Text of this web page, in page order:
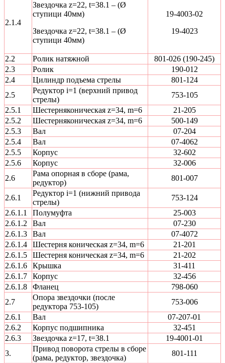
2.1.4
Звездочка z=22, t=38.1 – (Ø
ступици 40мм)
Звездочка z=22, t=38.1 – (Ø
ступици 40мм)
19-4003-02
19-4023
2.2 Ролик натяжной
801-026 (190-245)
2.3
Ролик
190-012
2.4
Цилиндр подъема стрелы
801-124
2.5
Редуктор і=1 (верхний привод
стрелы)
753-105
2.5.1
Шестерняконическая z=34, m=6
21-205
2.5.2
Шестерняконическая z=34, m=6
500-149
2.5.3
Вал
07-204
2.5.4
Вал
07-4062
2.5.5
Корпус
32-602
2.5.6
Корпус
32-006
2.6
Рама опорная в сборе (рама,
редуктор)
801-007
2.6.1
Редуктор і=1 (нижний привода
стрелы)
753-124
2.6.1.1
Полумуфта
25-003
2.6.1.2
Вал
07-230
2.6.1.3
Вал
07-4072
2.6.1.4
Шестерня коническая z=34, m=6
21-201
2.6.1.5
Шестерня коническая z=34, m=6
21-202
2.6.1.6
Крышка
31-411
2.6.1.7
Корпус
32-456
2.6.1.8
Фланец
798-060
2.7
Опора звездочки (после
редуктора 753-105)
753-006
2.6.1
Вал
07-207-01
2.6.2
Корпус подшипника
32-451
2.6.3
Звездочка z=17, t=38.1
19-4001-01
3.
Привод поворота стрелы в сборе
(рама, редуктор, звездочка)
801-111